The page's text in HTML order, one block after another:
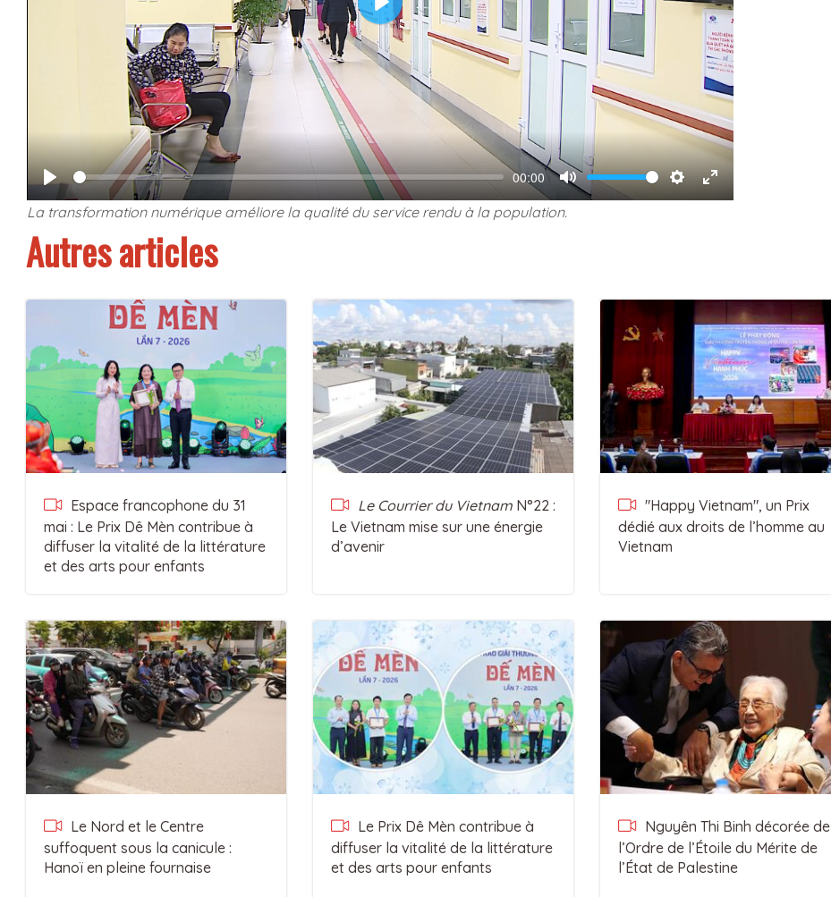
Play
Play
Seek 00:00
Mute
Volume
Settings
Enter
La transformation numérique améliore la qualité du service rendu à la population.
Autres articles
Espace francophone du 31
mai : Le Prix Dê Mèn contribue à
diffuser la vitalité de la littérature
et des arts pour enfants
Le Courrier du Vietnam N°22 :
Le Vietnam mise sur une énergie
d’avenir
"Happy Vietnam", un Prix
dédié aux droits de l’homme au
Vietnam
Le Nord et le Centre
suffoquent sous la canicule :
Hanoï en pleine fournaise
Le Prix Dê Mèn contribue à
diffuser la vitalité de la littérature
et des arts pour enfants
Nguyên Thi Binh décorée de
l’Ordre de l’Étoile du Mérite de
l’État de Palestine